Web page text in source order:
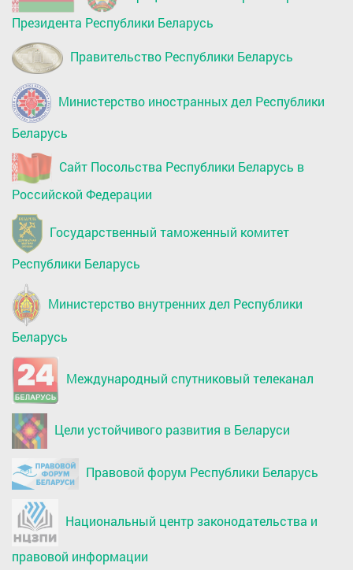
Президента Республики Беларусь
Правительство Республики Беларусь
Министерство иностранных дел Республики
Беларусь
Сайт Посольства Республики Беларусь в
Российской Федерации
Государственный таможенный комитет
Республики Беларусь
Министерство внутренних дел Республики
Беларусь
Международный спутниковый телеканал
Цели устойчивого развития в Беларуси
Правовой форум Республики Беларусь
Национальный центр законодательства и
правовой информации